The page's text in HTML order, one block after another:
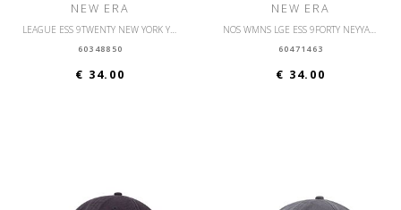
NEW ERA
LEAGUE ESS 9TWENTY NEW YORK YANKEES OSFM
60348850
€ 34.00
NEW ERA
NOS WMNS LGE ESS 9FORTY NEYYAN
60471463
€ 34.00